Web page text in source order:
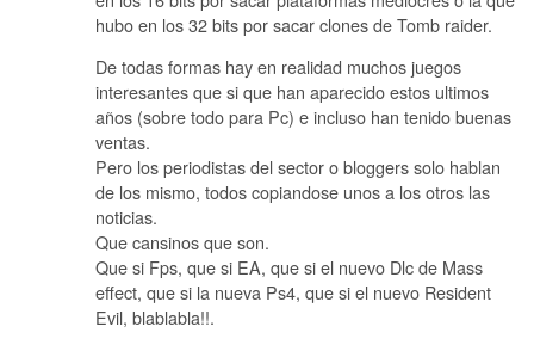
hubo en los 32 bits por sacar clones de Tomb raider.
De todas formas hay en realidad muchos juegos
interesantes que si que han aparecido estos ultimos
años (sobre todo para Pc) e incluso han tenido buenas
ventas.
Pero los periodistas del sector o bloggers solo hablan
de los mismo, todos copiandose unos a los otros las
noticias.
Que cansinos que son.
Que si Fps, que si EA, que si el nuevo Dlc de Mass
effect, que si la nueva Ps4, que si el nuevo Resident
Evil, blablabla!!.